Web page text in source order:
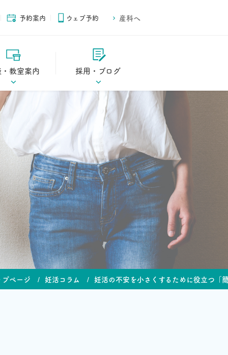
教室案内
案内
内
採用・ブログ
スタッフブログ
スタッフ募集
予約案内 ウェブ予約 産科へ
ページ 妊活コラム 妊活の不安を小さくするために役立つ「